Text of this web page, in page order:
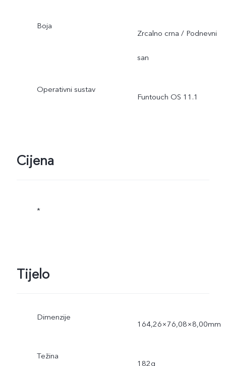
Boja
Zrcalno crna / Podnevni
san
Operativni sustav
Funtouch OS 11.1
Cijena
*
Tijelo
Dimenzije
164,26×76,08×8,00mm
Težina
182g